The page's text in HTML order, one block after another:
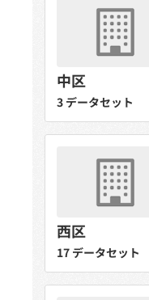
中区
3 データセット
西区
17 データセット